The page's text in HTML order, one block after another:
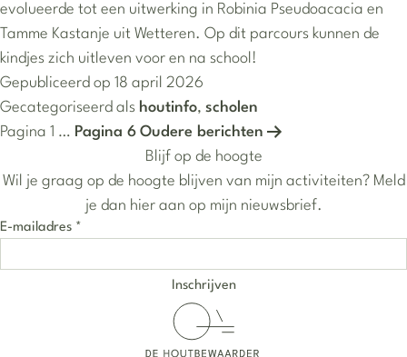
evolueerde tot een uitwerking in Robinia Pseudoacacia en
Tamme Kastanje uit Wetteren. Op dit parcours kunnen de
kindjes zich uitleven voor en na school!
Gepubliceerd op 18 april 2026
Gecategoriseerd als houtinfo, scholen
Berichten paginering
Pagina 1 … Pagina 6 Oudere berichten
Blijf op de hoogte
Wil je graag op de hoogte blijven van mijn activiteiten? Meld
je dan hier aan op mijn nieuwsbrief.
E-mailadres *